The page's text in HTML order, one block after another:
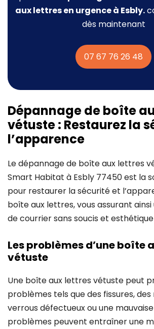
aux lettresen urgence à Esbly.
dès maintenant
07 67 76 26 48
Dépannage de boîte
vétuste : Restaurez la
l’apparence
Le dépannage de boîte aux lettres
Smart Habitat à Esbly 77450 est la
pour restaurer la sécurité et
boîte aux lettres, vous assurant
de courrier sans soucis et
Les problèmes d’une boîte
vétuste
Une boîte aux lettres vétuste peut
problèmes tels que des fissures, des
verrous défectueux ou une
problèmes peuvent entraîner une